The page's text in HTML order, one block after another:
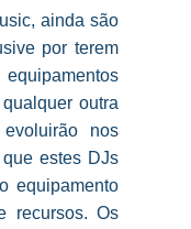
ainda são
por terem
outra
nos
estes DJs
equipamento
recursos. Os